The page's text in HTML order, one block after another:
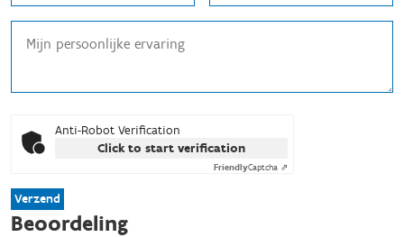
Anti-Robot Verification
Click to start verification
FriendlyCaptcha ⇗
Verzend
Beoordeling